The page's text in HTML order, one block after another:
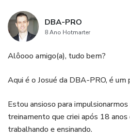
DBA-PRO
8 Ano Hotmarter
Alôooo amigo(a), tudo bem?
Aqui é o Josué da DBA-PRO, é um
Estou ansioso para
treinamento que criei após 18 anos
trabalhando e ensinando.